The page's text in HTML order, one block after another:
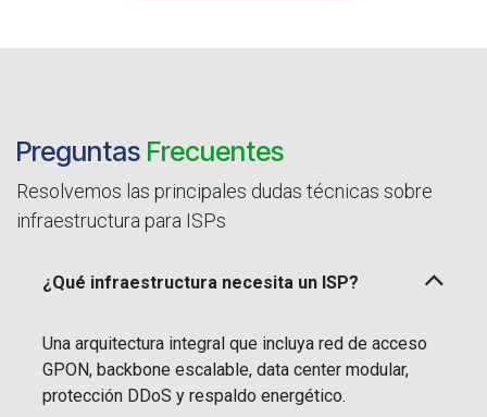
Preguntas Frecuentes
Resolvemos las principales dudas técnicas sobre
infraestructura para ISPs
¿Qué infraestructura necesita un ISP?
Una arquitectura integral que incluya red de acceso
GPON, backbone escalable, data center modular,
protección DDoS y respaldo energético.